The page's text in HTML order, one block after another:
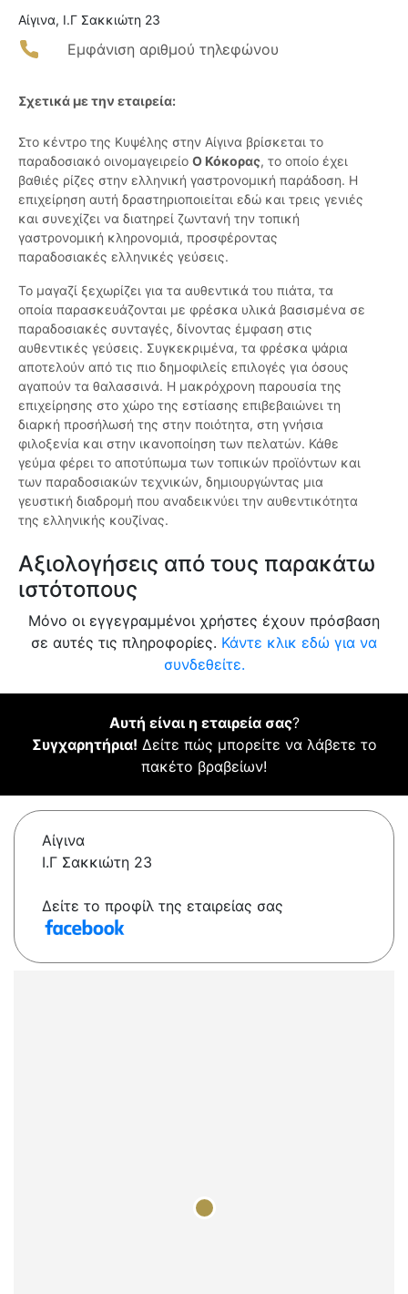
Αίγινα, Ι.Γ Σακκιώτη 23
Εμφάνιση αριθμού τηλεφώνου
Σχετικά με την εταιρεία:
Στο κέντρο της Κυψέλης στην Αίγινα βρίσκεται το
παραδοσιακό οινομαγειρείο Ο Κόκορας, το οποίο έχει
βαθιές ρίζες στην ελληνική γαστρονομική παράδοση. Η
επιχείρηση αυτή δραστηριοποιείται εδώ και τρεις γενιές
και συνεχίζει να διατηρεί ζωντανή την τοπική
γαστρονομική κληρονομιά, προσφέροντας
παραδοσιακές ελληνικές γεύσεις.
Το μαγαζί ξεχωρίζει για τα αυθεντικά του πιάτα, τα
οποία παρασκευάζονται με φρέσκα υλικά βασισμένα σε
παραδοσιακές συνταγές, δίνοντας έμφαση στις
αυθεντικές γεύσεις. Συγκεκριμένα, τα φρέσκα ψάρια
αποτελούν από τις πιο δημοφιλείς επιλογές για όσους
αγαπούν τα θαλασσινά. Η μακρόχρονη παρουσία της
επιχείρησης στο χώρο της εστίασης επιβεβαιώνει τη
διαρκή προσήλωσή της στην ποιότητα, στη γνήσια
φιλοξενία και στην ικανοποίηση των πελατών. Κάθε
γεύμα φέρει το αποτύπωμα των τοπικών προϊόντων και
των παραδοσιακών τεχνικών, δημιουργώντας μια
γευστική διαδρομή που αναδεικνύει την αυθεντικότητα
της ελληνικής κουζίνας.
Αξιολογήσεις από τους παρακάτω
ιστότοπους
Μόνο οι εγγεγραμμένοι χρήστες έχουν πρόσβαση
σε αυτές τις πληροφορίες. Κάντε κλικ εδώ για να
συνδεθείτε.
Αυτή είναι η εταιρεία σας?
Συγχαρητήρια! Δείτε πώς μπορείτε να λάβετε το
πακέτο βραβείων!
Αίγινα
Ι.Γ Σακκιώτη 23
Δείτε το προφίλ της εταιρείας σας